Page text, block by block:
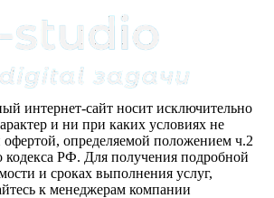
сайт носит исключительно
и ни при каких условиях не
офертой, определяемой положением ч.2
кодекса РФ. Для получения подробной
и сроках выполнения услуг,
к менеджерам компании